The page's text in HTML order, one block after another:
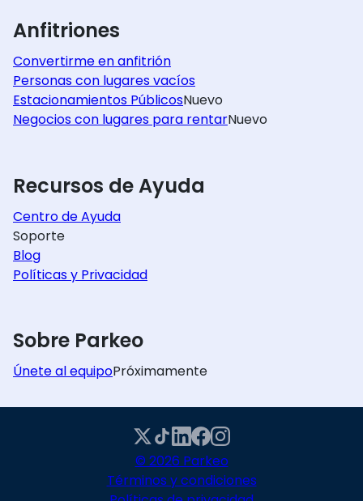
Anfitriones
Convertirme en anfitrión
Personas con lugares vacíos
Estacionamientos PúblicosNuevo
Negocios con lugares para rentarNuevo
Recursos de Ayuda
Centro de Ayuda
Soporte
Blog
Políticas y Privacidad
Sobre Parkeo
Únete al equipoPróximamente
© 2026 Parkeo
Términos y condiciones